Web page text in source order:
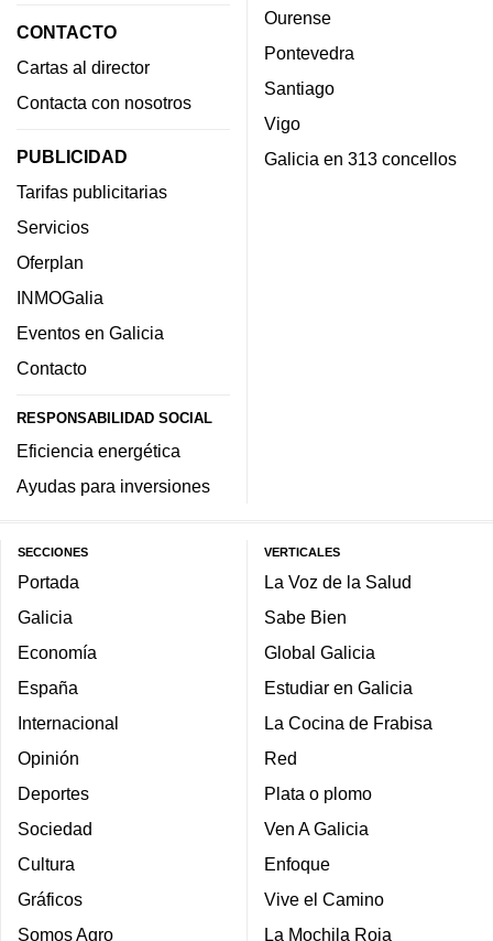
CONTACTO
Cartas al director
Contacta con nosotros
PUBLICIDAD
Tarifas publicitarias
Servicios
Oferplan
INMOGalia
Eventos en Galicia
Contacto
RESPONSABILIDAD SOCIAL
Eficiencia energética
Ayudas para inversiones
Ourense
Pontevedra
Santiago
Vigo
Galicia en 313 concellos
SECCIONES
Portada
Galicia
Economía
España
Internacional
Opinión
Deportes
Sociedad
Cultura
Gráficos
Somos Agro
VERTICALES
La Voz de la Salud
Sabe Bien
Global Galicia
Estudiar en Galicia
La Cocina de Frabisa
Red
Plata o plomo
Ven A Galicia
Enfoque
Vive el Camino
La Mochila Roja